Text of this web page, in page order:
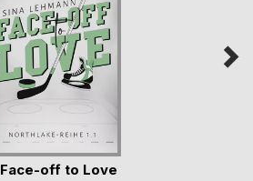
Face-off to Love